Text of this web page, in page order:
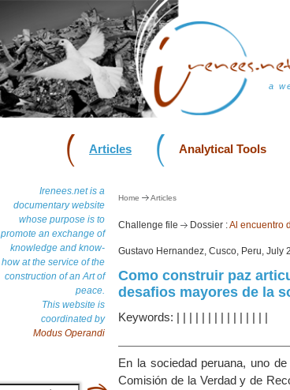
a
Articles Analytical Tools
Irenees.net is a
documentary website
whose purpose is to
promote an exchange of
knowledge and know-
how at the service of the
construction of an Art of
peace.
This website is
coordinated by
Modus Operandi
Home Articles
Challenge file Dossier :Al encuentro
Gustavo Hernandez, Cusco, Peru, July
Como construir paz
desafios mayores de la
Keywords: | | | | | | | | | | | | | | |
En la sociedad peruana, uno
Comisión de la Verdad y de